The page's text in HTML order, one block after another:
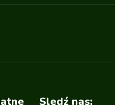
Sledź nas: